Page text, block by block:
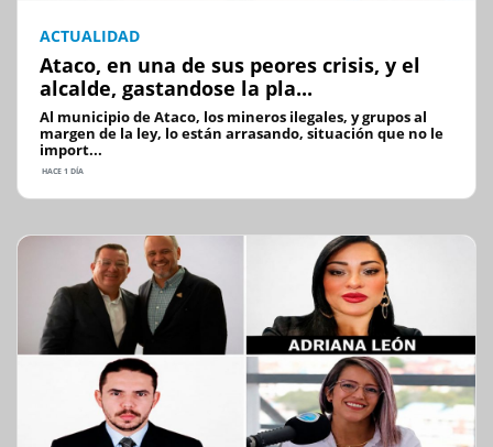
ACTUALIDAD
Ataco, en una de sus peores crisis, y el
alcalde, gastandose la pla...
Al municipio de Ataco, los mineros ilegales, y grupos al
margen de la ley, lo están arrasando, situación que no le
import...
HACE 1 DÍA